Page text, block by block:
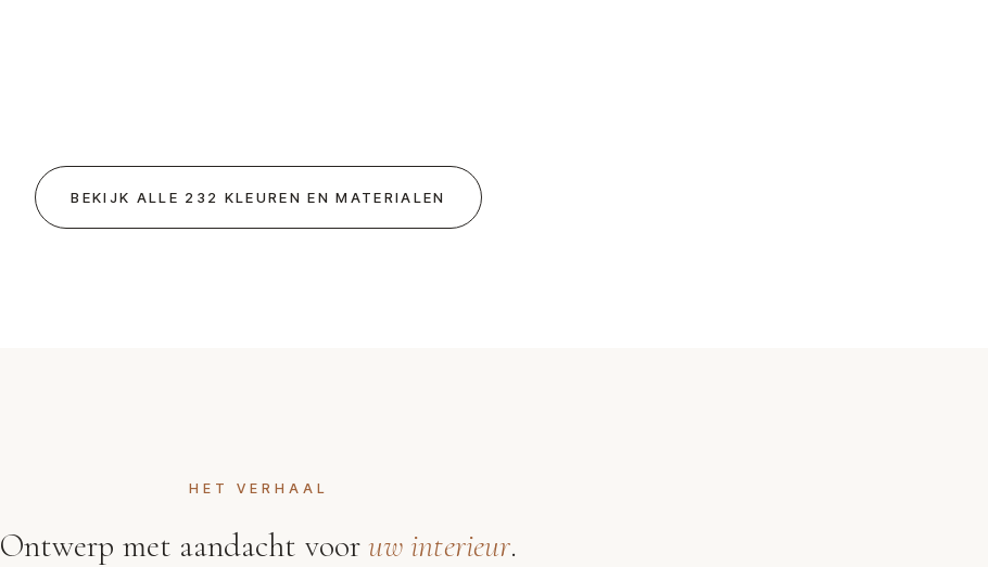
BEKIJK ALLE 232 KLEUREN EN MATERIALEN
HET VERHAAL
Ontwerp met aandacht voor uw interieur.